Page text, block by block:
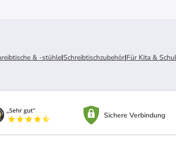
& -stühle|Schreibtischzubehör|Für Kita &
Sichere Verbindung